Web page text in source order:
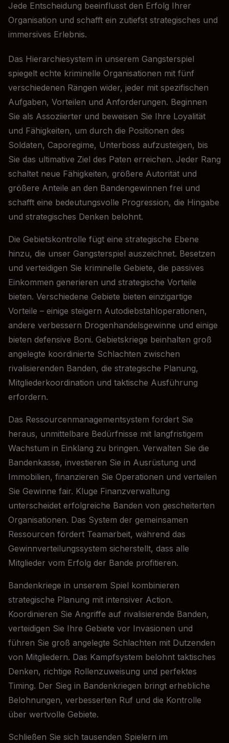
Jede Entscheidung beeinflusst den Erfolg Ihrer
Organisation und schafft ein zutiefst strategisches und
immersives Erlebnis.
Das Hierarchiesystem in unserem Gangsterspiel
spiegelt echte kriminelle Organisationen mit fünf
verschiedenen Rängen wider, jeder mit spezifischen
Aufgaben, Vorteilen und Anforderungen. Beginnen
Sie als Assoziierter und beweisen Sie Ihre Loyalität
und Fähigkeiten, um durch die Positionen des
Soldaten, Caporegime, Unterboss aufzusteigen, bis
Sie das ultimative Ziel des Paten erreichen. Jeder Rang
schaltet neue Fähigkeiten, größere Autorität und
größere Anteile an den Bandengewinnen frei und
schafft eine bedeutungsvolle Progression, die Hingabe
und strategisches Denken belohnt.
Die Gebietskontrolle fügt eine strategische Ebene
hinzu, die unser Gangsterspiel auszeichnet. Besetzen
und verteidigen Sie kriminelle Gebiete, die passives
Einkommen generieren und strategische Vorteile
bieten. Verschiedene Gebiete bieten einzigartige
Vorteile – einige steigern Autodiebstahloperationen,
andere verbessern Drogenhandelsgewinne und einige
bieten defensive Boni. Gebietskriege beinhalten groß
angelegte koordinierte Schlachten zwischen
rivalisierenden Banden, die strategische Planung,
Mitgliederkoordination und taktische Ausführung
erfordern.
Das Ressourcenmanagementsystem fordert Sie
heraus, unmittelbare Bedürfnisse mit langfristigem
Wachstum in Einklang zu bringen. Verwalten Sie die
Bandenkasse, investieren Sie in Ausrüstung und
Immobilien, finanzieren Sie Operationen und verteilen
Sie Gewinne fair. Kluge Finanzverwaltung
unterscheidet erfolgreiche Banden von gescheiterten
Organisationen. Das System der gemeinsamen
Ressourcen fördert Teamarbeit, während das
Gewinnverteilungssystem sicherstellt, dass alle
Mitglieder vom Erfolg der Bande profitieren.
Bandenkriege in unserem Spiel kombinieren
strategische Planung mit intensiver Action.
Koordinieren Sie Angriffe auf rivalisierende Banden,
verteidigen Sie Ihre Gebiete vor Invasionen und
führen Sie groß angelegte Schlachten mit Dutzenden
von Mitgliedern. Das Kampfsystem belohnt taktisches
Denken, richtige Rollenzuweisung und perfektes
Timing. Der Sieg in Bandenkriegen bringt erhebliche
Belohnungen, verbesserten Ruf und die Kontrolle
über wertvolle Gebiete.
Schließen Sie sich tausenden Spielern im